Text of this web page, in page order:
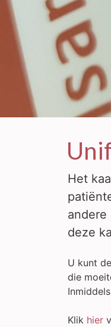
Het
andere
deze
U kunt
die
Klik hier